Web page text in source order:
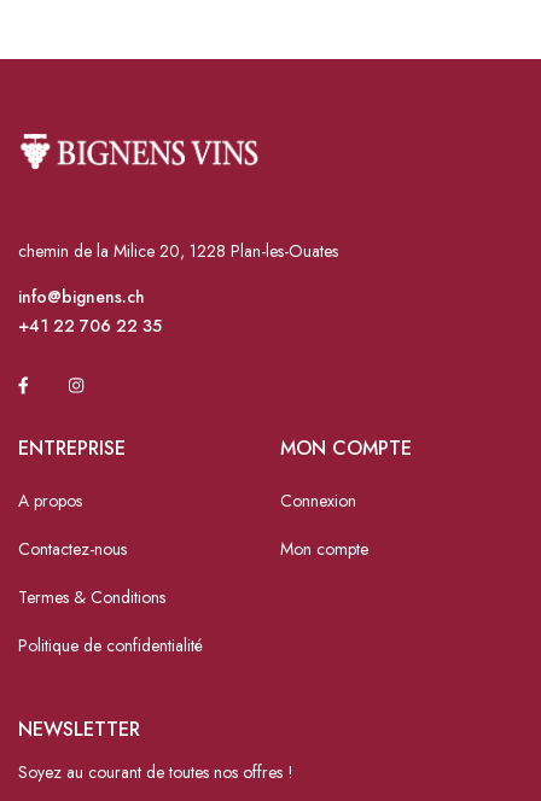
chemin de la Milice 20, 1228 Plan-les-Ouates
info@bignens.ch
+41 22 706 22 35
ENTREPRISE
A propos
Contactez-nous
Termes & Conditions
Politique de confidentialité
MON COMPTE
Connexion
Mon compte
NEWSLETTER
Soyez au courant de toutes nos offres !